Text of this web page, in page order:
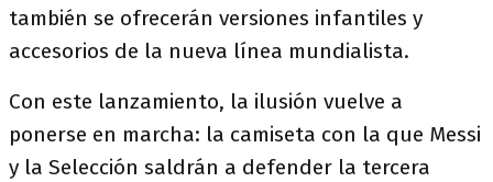
también se ofrecerán versiones infantiles y
accesorios de la nueva línea mundialista.
Con este lanzamiento, la ilusión vuelve a
ponerse en marcha: la camiseta con la que Messi
y la Selección saldrán a defender la tercera